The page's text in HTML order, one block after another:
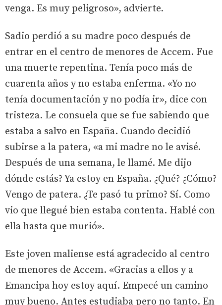
venga. Es muy peligroso», advierte.
Sadio perdió a su madre poco después de
entrar en el centro de menores de Accem. Fue
una muerte repentina. Tenía poco más de
cuarenta años y no estaba enferma. «Yo no
tenía documentación y no podía ir», dice con
tristeza. Le consuela que se fue sabiendo que
estaba a salvo en España. Cuando decidió
subirse a la patera, «a mi madre no le avisé.
Después de una semana, le llamé. Me dijo
dónde estás? Ya estoy en España. ¿Qué? ¿Cómo?
Vengo de patera. ¿Te pasó tu primo? Sí. Como
vio que llegué bien estaba contenta. Hablé con
ella hasta que murió».
Este joven maliense está agradecido al centro
de menores de Accem. «Gracias a ellos y a
Emancipa hoy estoy aquí. Empecé un camino
muy bueno. Antes estudiaba pero no tanto. En